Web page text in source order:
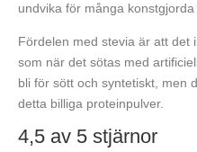
undvika för många konstgjorda
Fördelen med stevia är att det
som när det sötas med
bli för sött och syntetiskt, men
detta billiga proteinpulver.
4,5 av 5 stjärnor